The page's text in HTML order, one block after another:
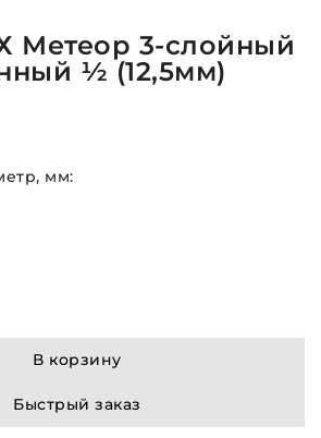
Метеор 3-слойный
½ (12,5мм)
мм:
В корзину
Быстрый заказ